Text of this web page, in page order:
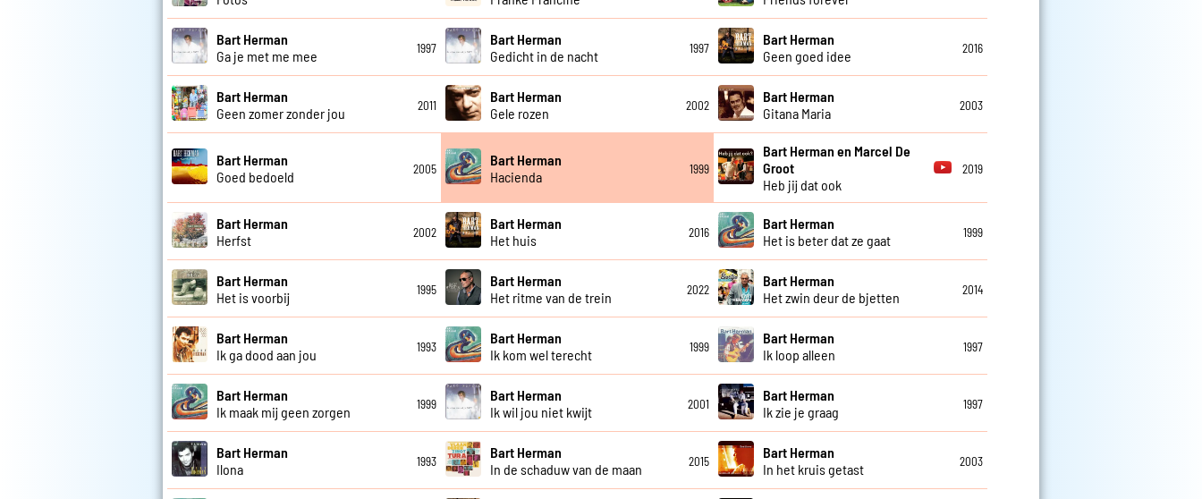
Bart Herman
Ga je met me mee
1997
Bart Herman
Gedicht in de nacht
1997
Bart Herman
Geen goed idee
2016
Bart Herman
Geen zomer zonder jou
2011
Bart Herman
Gele rozen
2002
Bart Herman
Gitana Maria
2003
Bart Herman
Goed bedoeld
2005
Bart Herman
Hacienda
1999
Bart Herman en Marcel De
Groot
Heb jij dat ook
2019
Bart Herman
Herfst
2002
Bart Herman
Het huis
2016
Bart Herman
Het is beter dat ze gaat
1999
Bart Herman
Het is voorbij
1995
Bart Herman
Het ritme van de trein
2022
Bart Herman
Het zwin deur de bjetten
2014
Bart Herman
Ik ga dood aan jou
1993
Bart Herman
Ik kom wel terecht
1999
Bart Herman
Ik loop alleen
1997
Bart Herman
Ik maak mij geen zorgen
1999
Bart Herman
Ik wil jou niet kwijt
2001
Bart Herman
Ik zie je graag
1997
Bart Herman
Ilona
1993
Bart Herman
In de schaduw van de maan
2015
Bart Herman
In het kruis getast
2003